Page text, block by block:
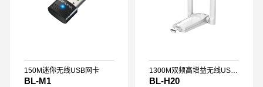
150M迷你无线USB网卡
BL-M1
1300M双频高增益无线USB网卡
BL-H20